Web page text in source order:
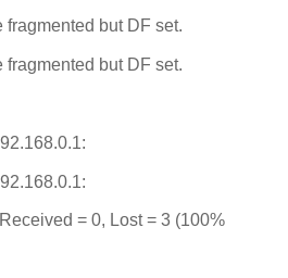
fragmented but DF set.
fragmented but DF set.
= 0, Lost = 3 (100%